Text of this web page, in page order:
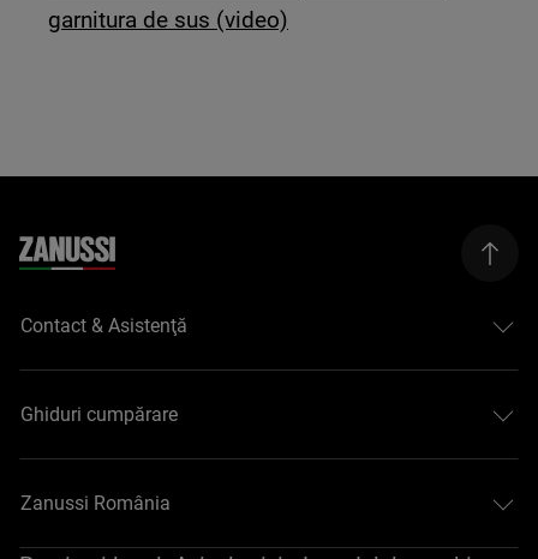
garnitura de sus (video)
Contact & Asistenţă
Ghiduri cumpărare
Zanussi România